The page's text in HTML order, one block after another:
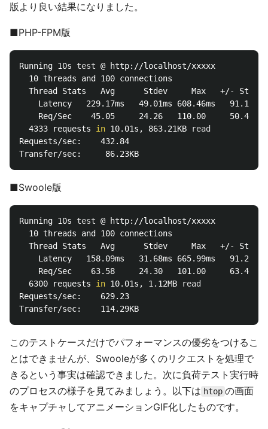
版より良い結果になりました。
■PHP-FPM版
Running 10s test @ http://localhost/xxxxx
  10 threads and 100 connections
  Thread Stats   Avg      Stdev     Max   +/- Stdev
    Latency   229.17ms   49.01ms 608.46ms   91.19%
    Req/Sec    45.05     24.26   110.00     50.45%
  4333 requests
in 10.01s, 863.21KB
Requests/sec:    432.84
■Swoole版
Running 10s test @ http://localhost/xxxxx
  10 threads and 100 connections
  Thread Stats   Avg      Stdev     Max   +/- Stdev
    Latency   158.09ms   31.68ms 665.99ms   91.21%
    Req/Sec    63.58     24.30   101.00     63.45%
  6300 requests
in 10.01s, 1.12MB
Requests/sec:    629.23
このテストケースだけでパフォーマンスの優劣をつけるこ
とはできませんが、Swooleが多くのリクエストを処理で
きるという事実は確認できました。次に負荷テスト実行時
のプロセスの様子を見てみましょう。以下は htop の画面
をキャプチャしてアニメーションGIF化したものです。